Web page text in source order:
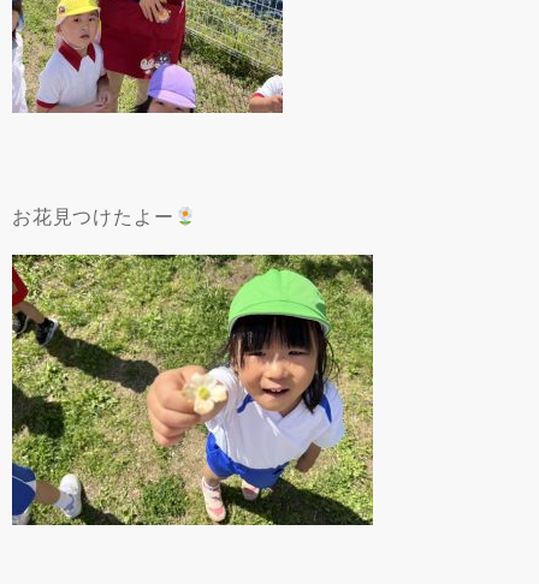
お花見つけたよー